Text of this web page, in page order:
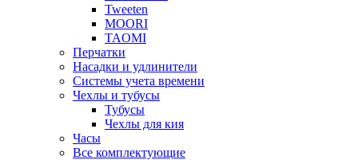
Tweeten
MOORI
TAOMI
Перчатки
Насадки и удлинители
Системы учета времени
Чехлы и тубусы
Тубусы
Чехлы для кия
Часы
Все комплектующие